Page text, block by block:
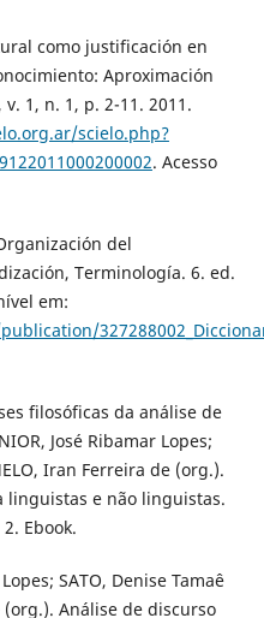
como justificación en
Aproximación
1, n. 1, p. 2-11. 2011.
scielo.php?
. Acesso
del
Terminología. 6. ed.
em:
filosóficas da análise de
José Ribamar Lopes;
Iran Ferreira de (org.).
linguistas e não linguistas.
Ebook.
SATO, Denise Tamaê
Análise de discurso